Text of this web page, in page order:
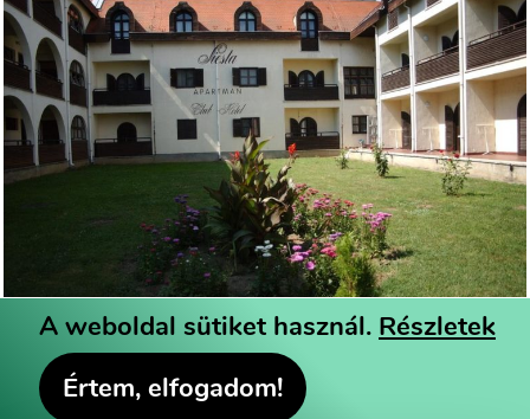
© 2026 Hazai Üdüléscseréket Szervező Kft - Minden
jog fenntartva -Adatkezelési Tájékoztató
A weboldal sütiket használ. Részletek
Értem, elfogadom!